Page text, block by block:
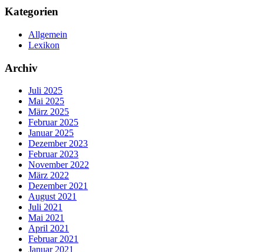
Kategorien
Allgemein
Lexikon
Archiv
Juli 2025
Mai 2025
März 2025
Februar 2025
Januar 2025
Dezember 2023
Februar 2023
November 2022
März 2022
Dezember 2021
August 2021
Juli 2021
Mai 2021
April 2021
Februar 2021
Januar 2021